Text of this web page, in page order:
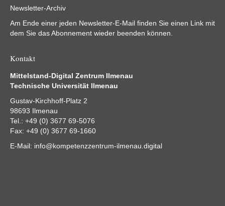
Newsletter-Archiv
Am Ende einer jeden Newsletter-E-Mail finden Sie einen Link mit
dem Sie das Abonnement wieder beenden können.
Kontakt
Mittelstand-Digital Zentrum Ilmenau
Technische Universität Ilmenau
Gustav-Kirchhoff-Platz 2
98693 Ilmenau
Tel.: +49 (0) 3677 69-5076
Fax: +49 (0) 3677 69-1660
E-Mail: info@kompetenzzentrum-ilmenau.digital